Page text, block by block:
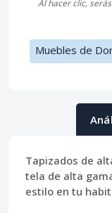
Al hacer clic,
Muebles de
Tapizados de
tela de alta
estilo en tu